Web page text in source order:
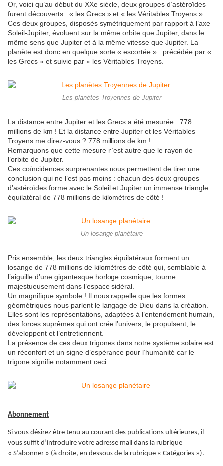
Or, voici qu’au début du XXe siècle, deux groupes d’astéroïdes
furent découverts : « les Grecs » et « les Véritables Troyens ».
Ces deux groupes, disposés symétriquement par rapport à l’axe
Soleil-Jupiter, évoluent sur la même orbite que Jupiter, dans le
même sens que Jupiter et à la même vitesse que Jupiter. La
planète est donc en quelque sorte « escortée » : précédée par «
les Grecs » et suivie par « les Véritables Troyens.
Les planètes Troyennes de Jupiter
La distance entre Jupiter et les Grecs a été mesurée : 778
millions de km ! Et la distance entre Jupiter et les Véritables
Troyens me direz-vous ? 778 millions de km !
Remarquons que cette mesure n’est autre que le rayon de
l’orbite de Jupiter.
Ces coïncidences surprenantes nous permettent de tirer une
conclusion qui ne l’est pas moins : chacun des deux groupes
d’astéroïdes forme avec le Soleil et Jupiter un immense triangle
équilatéral de 778 millions de kilomètres de côté !
Un losange planétaire
Pris ensemble, les deux triangles équilatéraux forment un
losange de 778 millions de kilomètres de côté qui, semblable à
l’aiguille d’une gigantesque horloge cosmique, tourne
majestueusement dans l’espace sidéral.
Un magnifique symbole ! Il nous rappelle que les formes
géométriques nous parlent le langage de Dieu dans la création.
Elles sont les représentations, adaptées à l’entendement humain,
des forces suprêmes qui ont crée l’univers, le propulsent, le
développent et l’entretiennent.
La présence de ces deux trigones dans notre système solaire est
un réconfort et un signe d’espérance pour l’humanité car le
trigone signifie notamment ceci :
Abonnement
Si vous désirez être tenu au courant des publications ultérieures, il
vous suffit d’introduire votre adresse mail dans la rubrique
« S’abonner » (à droite, en dessous de la rubrique « Catégories »).